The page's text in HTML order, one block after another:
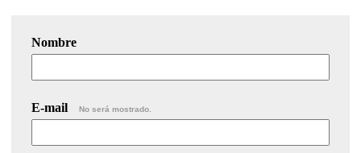
Nombre
E-mail No será mostrado.